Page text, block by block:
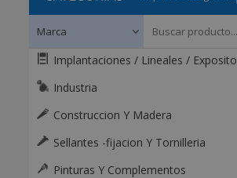
Implantaciones / Lineales / Expositores / Mostradores
Industria
Construccion Y Madera
Sellantes -fijacion Y Tornilleria
Pinturas Y Complementos